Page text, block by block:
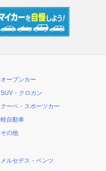
オープンカー
SUV・クロカン
クーペ・スポーツカー
軽自動車
その他
メルセデス・ベンツ